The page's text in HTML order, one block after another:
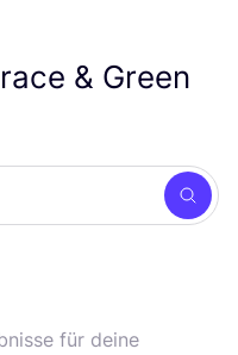
& Green
für deine